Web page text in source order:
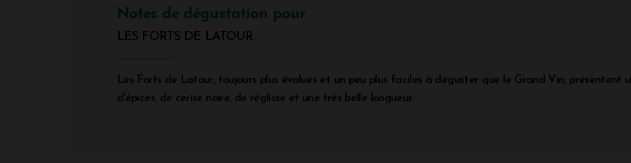
Notes de dégustation pour
LES FORTS DE LATOUR
Les Forts de Latour, toujours plus évolués et un peu plus faciles à déguster que le Grand Vin, présentent
d'épices, de cerise noire, de réglisse et une très belle longueur.